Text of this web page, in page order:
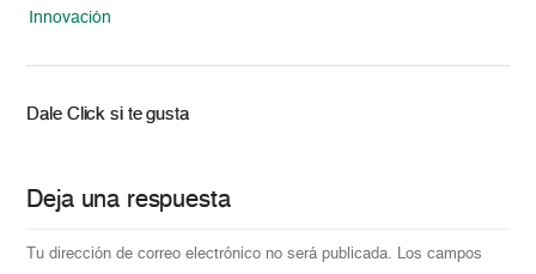
Innovación
Dale Click si te gusta
Deja una respuesta
Tu dirección de correo electrónico no será publicada. Los campos